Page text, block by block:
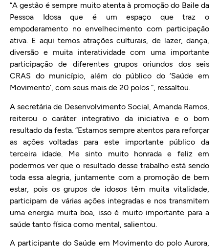
“A gestão é sempre muito atenta à promoção do Baile da
Pessoa Idosa que é um espaço que traz o
empoderamento no envelhecimento com participação
ativa. E aqui temos atrações culturais, de lazer, dança,
diversão e muita interatividade com uma importante
participação de diferentes grupos oriundos dos seis
CRAS do município, além do público do ‘Saúde em
Movimento’, com seus mais de 20 polos ”, ressaltou.
A secretária de Desenvolvimento Social, Amanda Ramos,
reiterou o caráter integrativo da iniciativa e o bom
resultado da festa. “Estamos sempre atentos para reforçar
as ações voltadas para este importante público da
terceira idade. Me sinto muito honrada e feliz em
podermos ver que o resultado desse trabalho está sendo
toda essa alegria, juntamente com a promoção de bem
estar, pois os grupos de idosos têm muita vitalidade,
participam de várias ações integradas e nos transmitem
uma energia muita boa, isso é muito importante para a
saúde tanto física como mental, salientou.
A participante do Saúde em Movimento do polo Aurora,